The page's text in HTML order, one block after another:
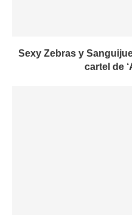
Sexy Zebras y
cartel de